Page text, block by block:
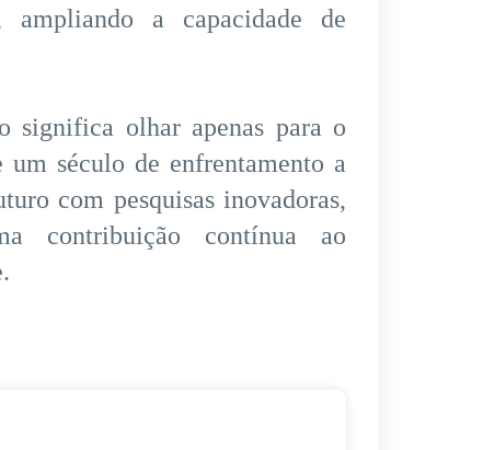
ampliando a capacidade de
significa olhar apenas para o
um século de enfrentamento a
com pesquisas inovadoras,
contribuição contínua ao